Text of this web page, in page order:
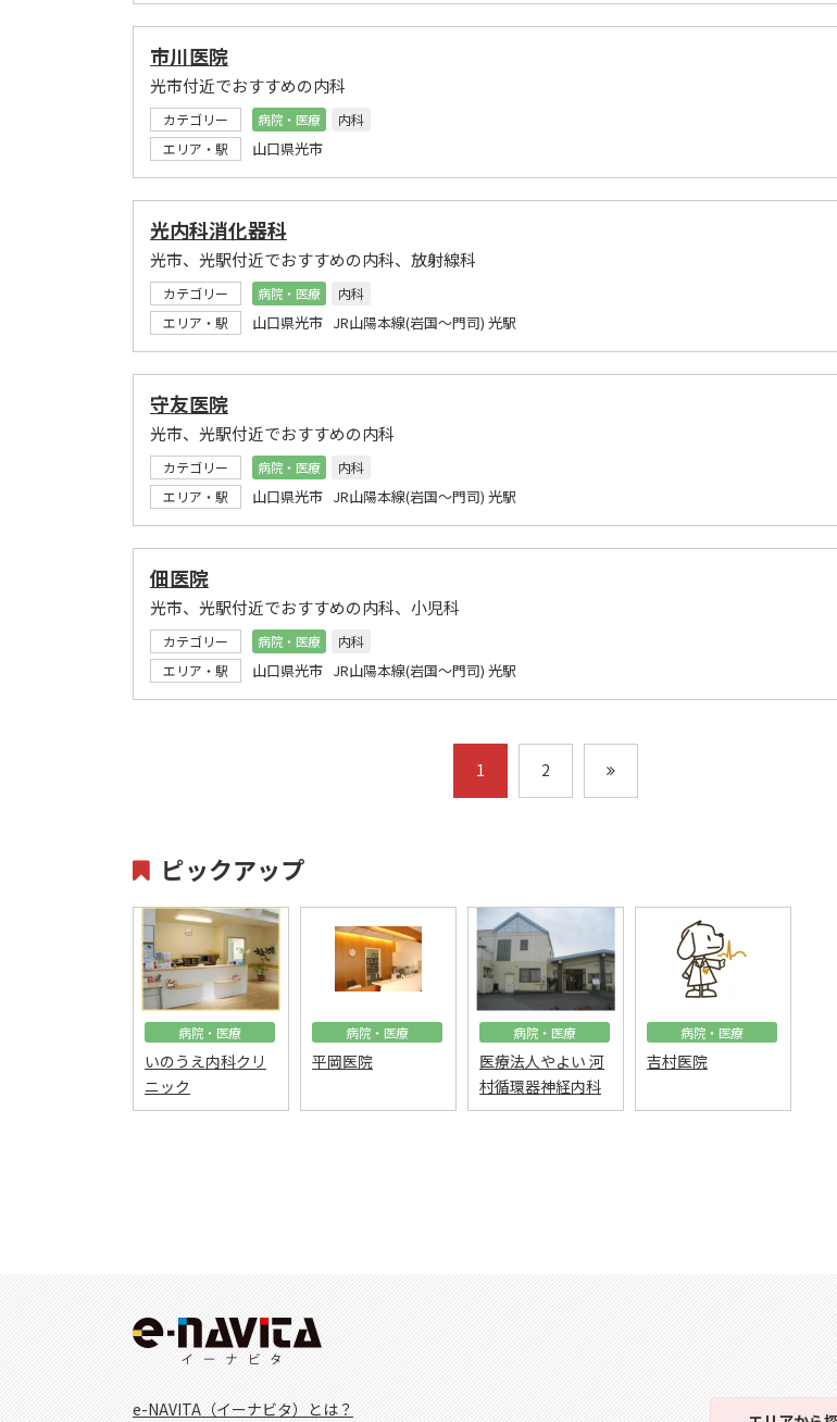
市川医院
光市付近でおすすめの内科
カテゴリー 病院・医療
内科
エリア・駅
山口県光市
光内科消化器科
光市、光駅付近でおすすめの内科、放射線科
カテゴリー 病院・医療
内科
エリア・駅
山口県光市 JR山陽本線(岩国～門司) 光駅
守友医院
光市、光駅付近でおすすめの内科
カテゴリー 病院・医療
内科
エリア・駅
山口県光市 JR山陽本線(岩国～門司) 光駅
佃医院
光市、光駅付近でおすすめの内科、小児科
カテゴリー 病院・医療
内科
エリア・駅
山口県光市 JR山陽本線(岩国～門司) 光駅
1 2
ピックアップ
病院・医療
いのうえ内科クリ
ニック
病院・医療
平岡医院
病院・医療
医療法人やよい 河
村循環器神経内科
病院・医療
吉村医院
e-NAVITA（イーナビタ）とは？